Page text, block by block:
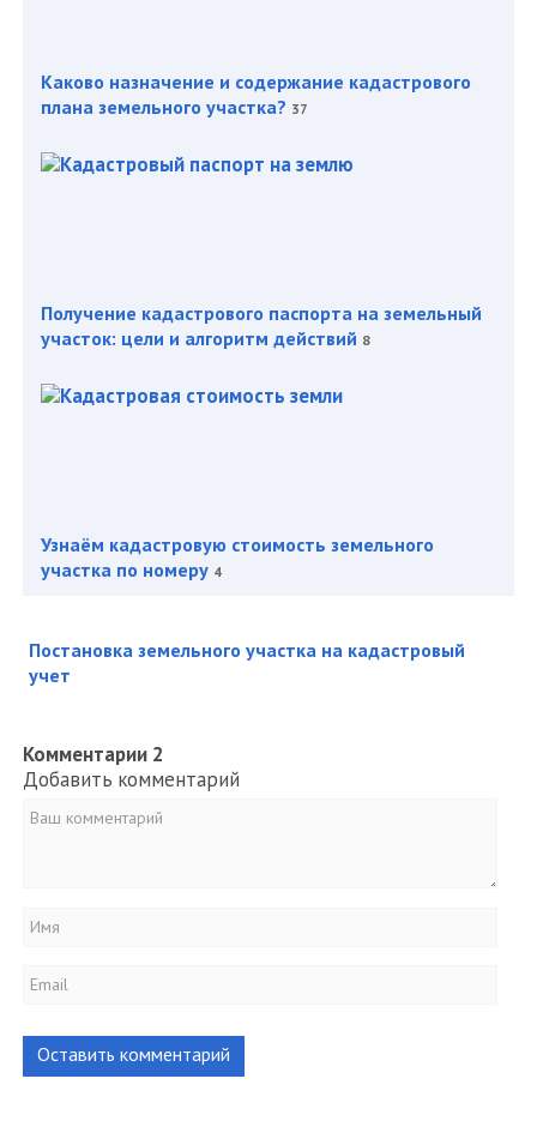
Каково назначение и содержание кадастрового
плана земельного участка? 37
Получение кадастрового паспорта на земельный
участок: цели и алгоритм действий 8
Узнаём кадастровую стоимость земельного
участка по номеру 4
Постановка земельного участка на кадастровый
учет
Комментарии 2
Добавить комментарий
Оставить комментарий